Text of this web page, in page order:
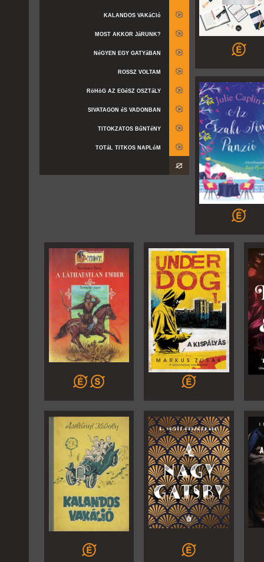
KALANDOS VAKáCIó
MOST AKKOR JáRUNK?
NéGYEN EGY GATYáBAN
ROSSZ VOLTAM
RöHöG AZ EGéSZ OSZTáLY
SIVATAGON éS VADONBAN
TITOKZATOS BűNTéNY
TOTáL TITKOS NAPLóM